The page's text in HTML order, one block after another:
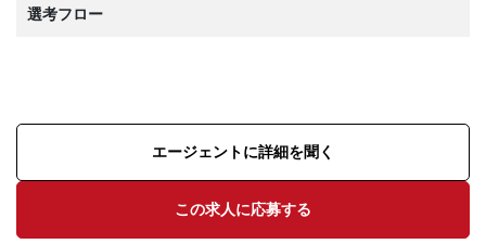
選考フロー
エージェントに詳細を聞く
この求人に応募する